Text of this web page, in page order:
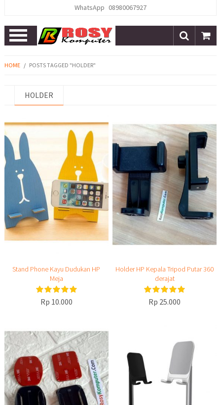
WhatsApp 08980067927
Open
Menu
HOME / POSTS TAGGED "HOLDER"
HOLDER
Stand Phone Kayu Dudukan HP
Meja
Rp 10.000
Holder HP Kepala Tripod Putar 360
derajat
Rp 25.000